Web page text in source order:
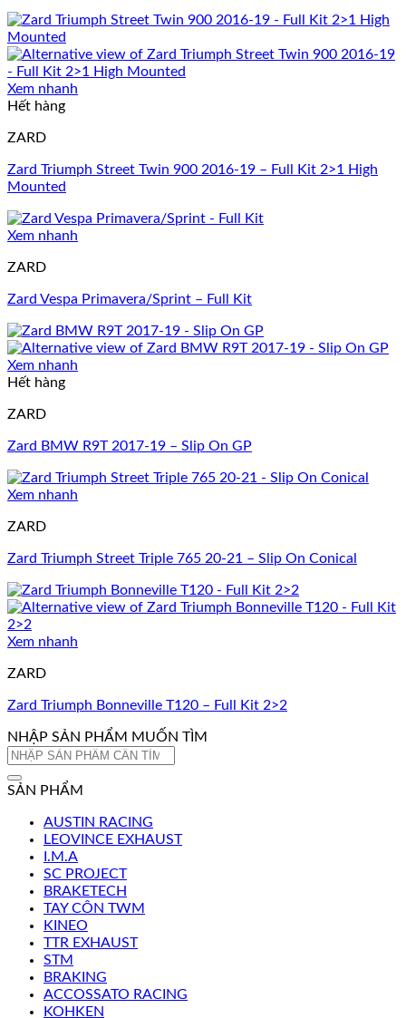
Xem nhanh
Hết hàng
ZARD
Zard Triumph Street Twin 900 2016-19 – Full Kit 2>1 High
Mounted
Xem nhanh
ZARD
Zard Vespa Primavera/Sprint – Full Kit
Xem nhanh
Hết hàng
ZARD
Zard BMW R9T 2017-19 – Slip On GP
Xem nhanh
ZARD
Zard Triumph Street Triple 765 20-21 – Slip On Conical
Xem nhanh
ZARD
Zard Triumph Bonneville T120 – Full Kit 2>2
NHẬP SẢN PHẨM MUỐN TÌM
Tìm
SẢN PHẨM
AUSTIN RACING
LEOVINCE EXHAUST
I.M.A
SC PROJECT
BRAKETECH
TAY CÔN TWM
KINEO
TTR EXHAUST
STM
BRAKING
ACCOSSATO RACING
KOHKEN